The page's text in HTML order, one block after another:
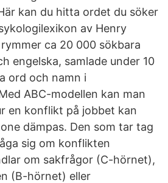
kan du hitta ordet du söker
av Henry
ca 20 000 sökbara
engelska, samlade under 10
ord och namn i
ABC-modellen kan man
en konflikt på jobbet kan
dämpas. Den som tar tag
sig om konflikten
om sakfrågor (C-hörnet),
(B-hörnet) eller